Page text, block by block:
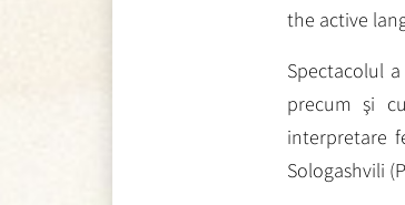
the active
Spectacolul
precum şi
interpretare
Sologashvili